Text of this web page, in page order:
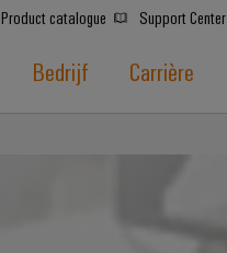
Product catalogue Support Center
Bedrijf Carrière